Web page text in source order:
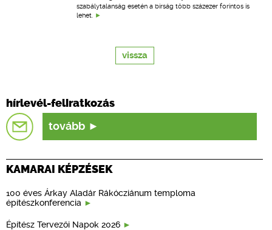
szabálytalanság esetén a bírság több százezer forintos is
lehet.
vissza
hírlevél-feliratkozás
tovább
KAMARAI KÉPZÉSEK
100 éves Árkay Aladár Rákócziánum temploma
építészkonferencia
Építész Tervezői Napok 2026